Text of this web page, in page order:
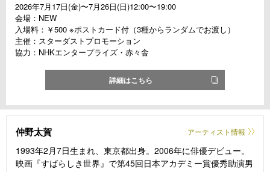
2026年7月17日(金)〜7月26日(日)12:00〜19:00
会場：NEW
入場料：￥500 ※ポストカード付（3種からランダムでお渡し）
主催：スターダストプロモーション
協力：NHKエンタープライズ・赤々舎
詳細はこちら
仲野太賀 アーティスト情報
1993年2月7日生まれ、東京都出身。2006年に俳優デビュー。
映画『すばらしき世界』で第45回日本アカデミー賞優秀助演男